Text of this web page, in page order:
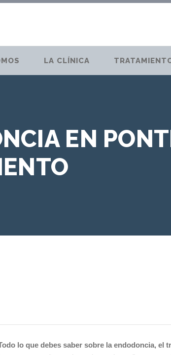
LA CLÍNICA
EN
lo que debes saber sobre la endodoncia, el